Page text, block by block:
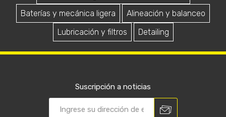
Baterías y mecánica ligera
Alineación y balanceo
Lubricación y filtros
Detailing
Suscripción a noticias